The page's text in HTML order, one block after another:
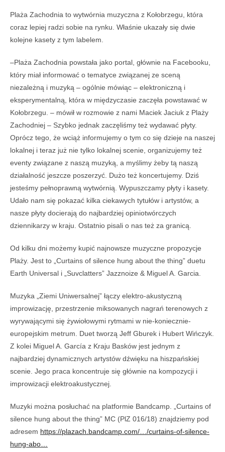
Plaża Zachodnia to wytwórnia muzyczna z Kołobrzegu, która
coraz lepiej radzi sobie na rynku. Właśnie ukazały się dwie
kolejne kasety z tym labelem.
–Plaża Zachodnia powstała jako portal, głównie na Facebooku,
który miał informować o tematyce związanej ze sceną
niezależną i muzyką – ogólnie mówiąc – elektroniczną i
eksperymentalną, która w międzyczasie zaczęła powstawać w
Kołobrzegu. – mówił w rozmowie z nami Maciek Jaciuk z Plaży
Zachodniej – Szybko jednak zaczęliśmy też wydawać płyty.
Oprócz tego, że wciąż informujemy o tym co się dzieje na naszej
lokalnej i teraz już nie tylko lokalnej scenie, organizujemy też
eventy związane z naszą muzyką, a myślimy żeby tą naszą
działalność jeszcze poszerzyć. Dużo też koncertujemy. Dziś
jesteśmy pełnoprawną wytwórnią. Wypuszczamy płyty i kasety.
Udało nam się pokazać kilka ciekawych tytułów i artystów, a
nasze płyty docierają do najbardziej opiniotwórczych
dziennikarzy w kraju. Ostatnio pisali o nas też za granicą.
Od kilku dni możemy kupić najnowsze muzyczne propozycje
Plaży. Jest to „Curtains of silence hung about the thing” duetu
Earth Universal i „Suvclatters” Jazznoize & Miguel A. Garcia.
Muzyka „Ziemi Uniwersalnej” łączy elektro-akustyczną
improwizację, przestrzenie miksowanych nagrań terenowych z
wyrywającymi się żywiołowymi rytmami w nie-koniecznie-
europejskim metrum. Duet tworzą Jeff Gburek i Hubert Wińczyk.
Z kolei Miguel A. García z Kraju Basków jest jednym z
najbardziej dynamicznych artystów dźwięku na hiszpańskiej
scenie. Jego praca koncentruje się głównie na kompozycji i
improwizacji elektroakustycznej.
Muzyki można posłuchać na platformie Bandcamp. „Curtains of
silence hung about the thing” MC (PlZ 016/18) znajdziemy pod
adresem https://plazach.bandcamp.com/…/curtains-of-silence-
hung-abo…